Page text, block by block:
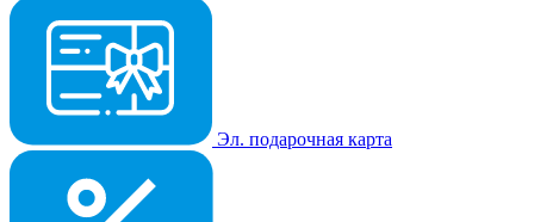
Эл. подарочная карта